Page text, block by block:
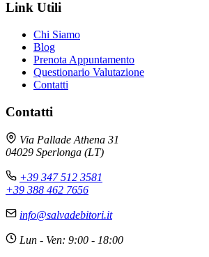
Link Utili
Chi Siamo
Blog
Prenota Appuntamento
Questionario Valutazione
Contatti
Contatti
Via Pallade Athena 31
04029 Sperlonga (LT)
+39 347 512 3581
+39 388 462 7656
info@salvadebitori.it
Lun - Ven: 9:00 - 18:00